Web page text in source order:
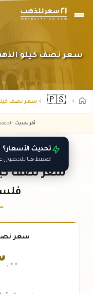
سعر نصف كيلو الذهب عيار ١٨ في
🇵🇸 سعر نصف كيلو الذهب عيار
آخر تحديث : الجمعة
تحديث الأسعار؟
اضغط هنا للحصول
سعر
.٠٠